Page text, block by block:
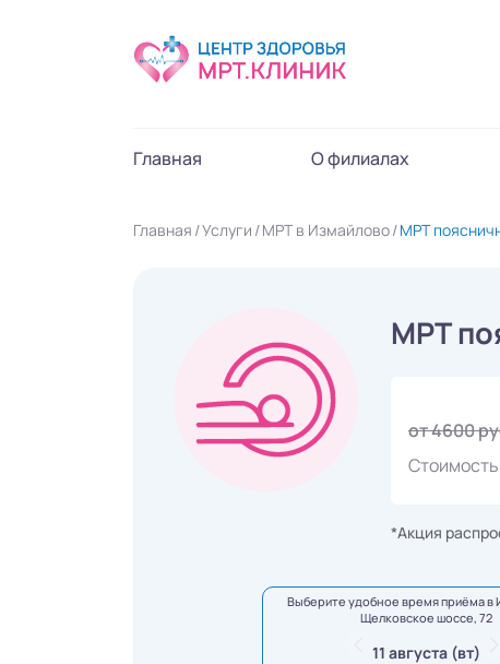
Главная О филиалах
Главная Услуги МРТ в Измайлово МРТ
МРТ
от 4600
*Акция
Выберите удобное время приёма в
Щелковское шоссе, 72
11 августа (вт)